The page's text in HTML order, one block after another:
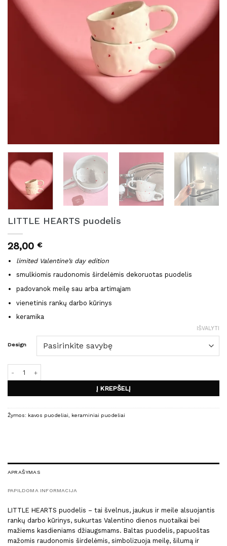
LITTLE HEARTS puodelis
28,00 €
limited Valentine’s day edition
smulkiomis raudonomis širdelėmis dekoruotas puodelis
padovanok meilę sau arba artimąjam
vienetinis rankų darbo kūrinys
keramika
Design
IŠVALYTI
Į KREPŠELĮ
Žymos: kavos puodeliai, keraminiai puodeliai
APRAŠYMAS
PAPILDOMA INFORMACIJA
LITTLE HEARTS puodelis – tai švelnus, jaukus ir meile alsuojantis
rankų darbo kūrinys, sukurtas Valentino dienos nuotaikai bei
mažiems kasdieniams džiaugsmams. Baltas puodelis, papuoštas
mažomis raudonomis širdelėmis, simbolizuoja meilę, šilumą ir